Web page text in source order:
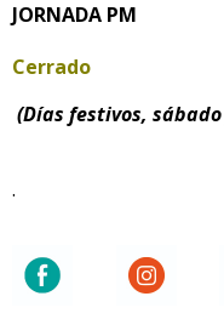
JORNADA PM
Cerrado
(Días festivos, sábado
.